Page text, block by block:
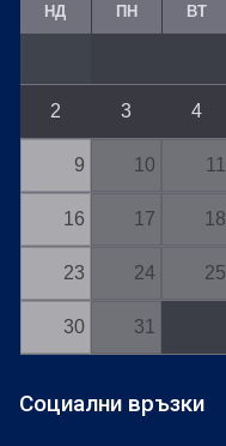
НД ПН ВТ
2 3 4
9 10 11
16 17 18
23 24 25
30 31
Социални връзки